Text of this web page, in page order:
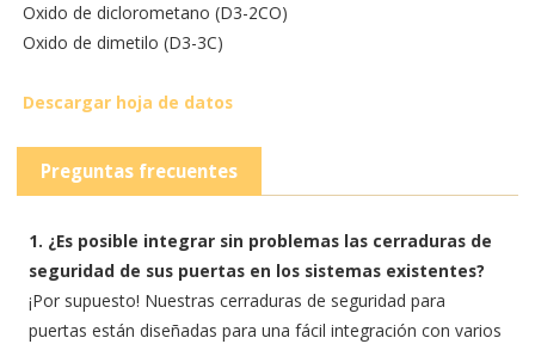
Oxido de diclorometano (D3-2CO)
Oxido de dimetilo (D3-3C)
Descargar hoja de datos
Preguntas frecuentes
1. ¿Es posible integrar sin problemas las cerraduras de
seguridad de sus puertas en los sistemas existentes?
¡Por supuesto! Nuestras cerraduras de seguridad para
puertas están diseñadas para una fácil integración con varios